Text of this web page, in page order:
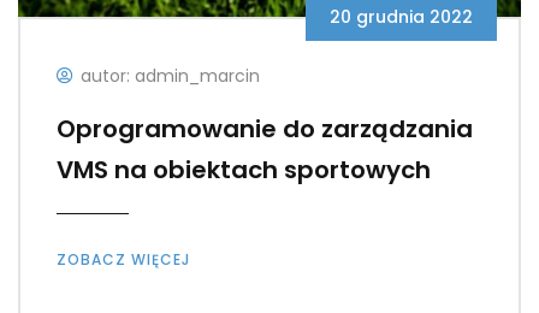
20 grudnia 2022
autor: admin_marcin
Oprogramowanie do zarządzania
VMS na obiektach sportowych
ZOBACZ WIĘCEJ